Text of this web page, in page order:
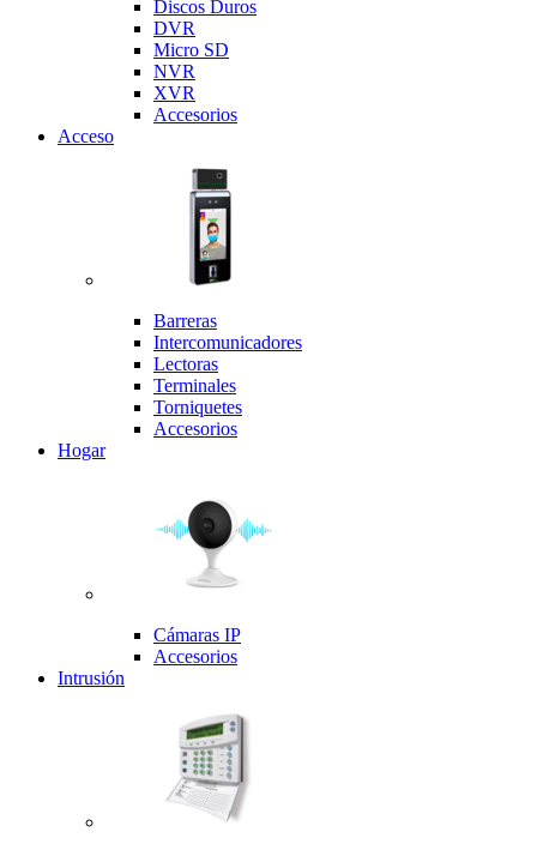
Discos Duros
DVR
Micro SD
NVR
XVR
Accesorios
Acceso
Barreras
Intercomunicadores
Lectoras
Terminales
Torniquetes
Accesorios
Hogar
Cámaras IP
Accesorios
Intrusión